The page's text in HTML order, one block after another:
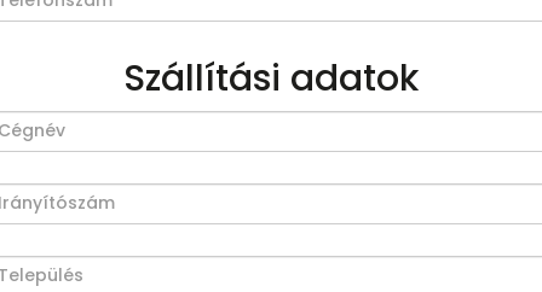
Szállítási adatok